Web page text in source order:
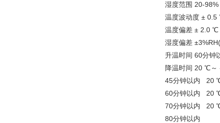
湿度范围 20-98%
温度波动度 ±
温度偏差 ± 2.0 ℃
湿度偏差
升温时间 60分钟
降温时间 20 ℃
45分钟以内 20
60分钟以内 20
70分钟以内 20
80分钟以内